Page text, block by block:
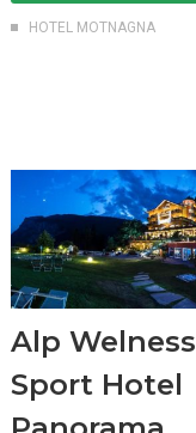
HOTEL MOTNAGNA
Alp Welness
Sport Hotel